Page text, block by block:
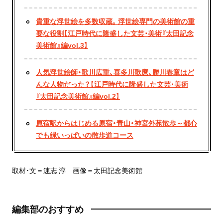
貴重な浮世絵を多数収蔵。浮世絵専門の美術館の重
要な役割【江戸時代に隆盛した文芸･美術『太田記念
美術館』編vol.3】
人気浮世絵師・歌川広重、喜多川歌麿、勝川春章はど
んな人物だった？【江戸時代に隆盛した文芸･美術
『太田記念美術館』編vol.2】
原宿駅からはじめる原宿・青山・神宮外苑散歩～都心
でも緑いっぱいの散歩道コース
取材･文＝速志 淳 画像＝太田記念美術館
編集部のおすすめ